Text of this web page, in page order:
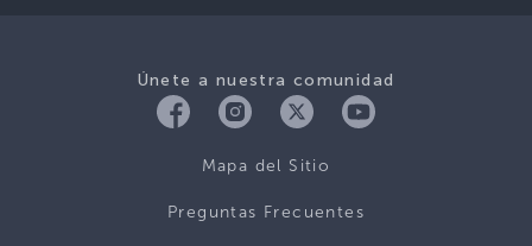
Únete a nuestra comunidad
Mapa del Sitio
Preguntas Frecuentes